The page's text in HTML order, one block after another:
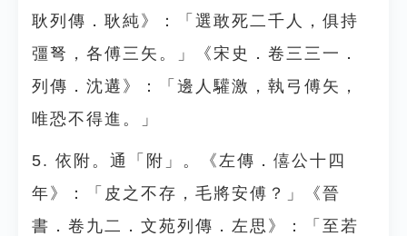
耿列傳．耿純》：「選敢死二千人，俱持
彊弩，各傅三矢。」《宋史．卷三三一．
列傳．沈遘》：「邊人驩激，執弓傅矢，
唯恐不得進。」
5. 依附。通「附」。《左傳．僖公十四
年》：「皮之不存，毛將安傅？」《晉
書．卷九二．文苑列傳．左思》：「至若